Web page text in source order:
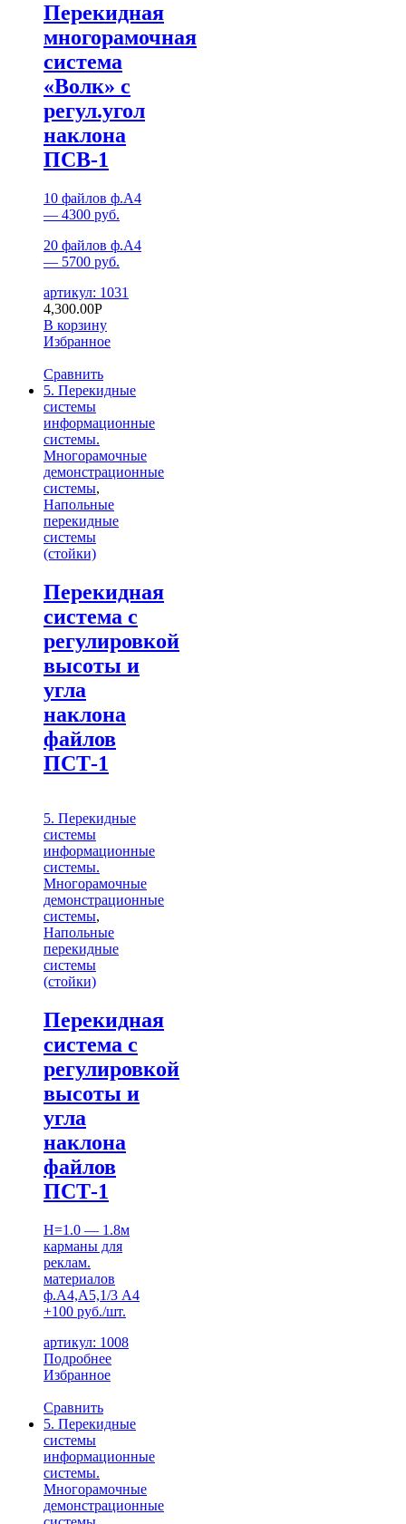
Перекидная
многорамочная
система
«Волк» с
регул.угол
наклона
ПСВ-1
10 файлов ф.А4
— 4300 руб.
20 файлов ф.А4
— 5700 руб.
артикул: 1031
4,300.00Р
В корзину
Избранное
Сравнить
5. Перекидные
системы
информационные
системы.
Многорамочные
демонстрационные
системы,
Напольные
перекидные
системы
(стойки)
Перекидная
система с
регулировкой
высоты и
угла
наклона
файлов
ПСТ-1
5. Перекидные
системы
информационные
системы.
Многорамочные
демонстрационные
системы,
Напольные
перекидные
системы
(стойки)
Перекидная
система с
регулировкой
высоты и
угла
наклона
файлов
ПСТ-1
H=1.0 — 1.8м
карманы для
реклам.
материалов
ф.А4,А5,1/3 А4
+100 руб./шт.
артикул: 1008
Подробнее
Избранное
Сравнить
5. Перекидные
системы
информационные
системы.
Многорамочные
демонстрационные